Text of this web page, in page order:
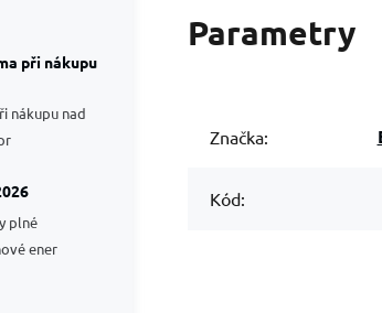
Parametry
Značka:
Kód:
při nákupu
nákupu nad
plné
ener